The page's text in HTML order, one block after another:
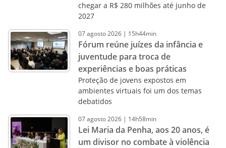
chegar a R$ 280 milhões até junho de
2027
07agosto2026 | 15h44min
Fórum reúne juízes da infância e
juventude para troca de
experiências e boas práticas
Proteção de jovens expostos em
ambientes virtuais foi um dos temas
debatidos
07agosto2026 | 14h58min
Lei Maria da Penha, aos 20 anos, é
um divisor no combate à violência